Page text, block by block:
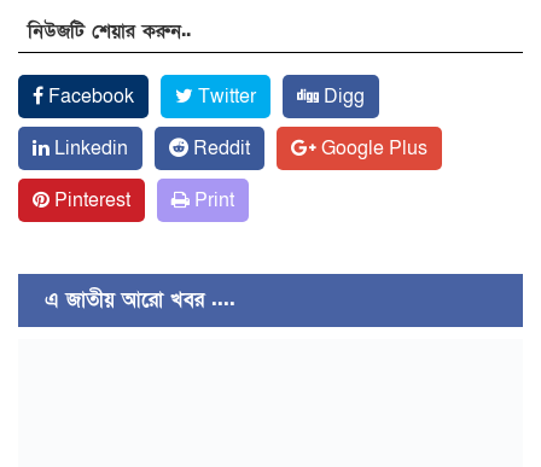
নিউজটি শেয়ার করুন..
Facebook Twitter
Digg
Linkedin
Reddit
Google Plus
Pinterest
Print
এ জাতীয় আরো খবর ....